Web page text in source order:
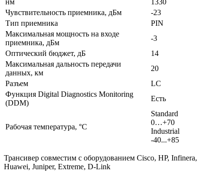
нм
1330
Чувствительность приемника, дБм
-23
Тип приемника
PIN
Максимальная мощность на входе
приемника, дБм
-3
Оптический бюджет, дБ
14
Максимальная дальность передачи
данных, км
20
Разъем
LC
Функция Digital Diagnostics Monitoring
(DDM)
Есть
Рабочая температура, °C
Standard
0…+70
Industrial
-40...+85
Трансивер совместим с оборудованием Cisco, HP, Infinera,
Huawei, Juniper, Extreme, D-Link